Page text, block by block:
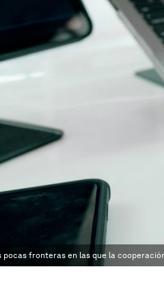
pocas fronteras en las que la